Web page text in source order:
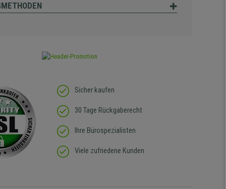
Sicher kaufen
30 Tage Rückgaberecht
Ihre Bürospezialisten
Viele zufriedene Kunden